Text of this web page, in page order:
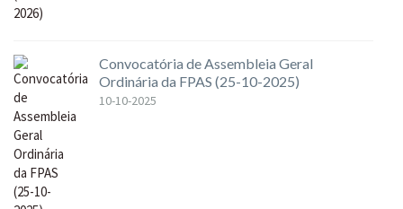
Convocatória de Assembleia Geral
Ordinária da FPAS (25-10-2025)
10-10-2025